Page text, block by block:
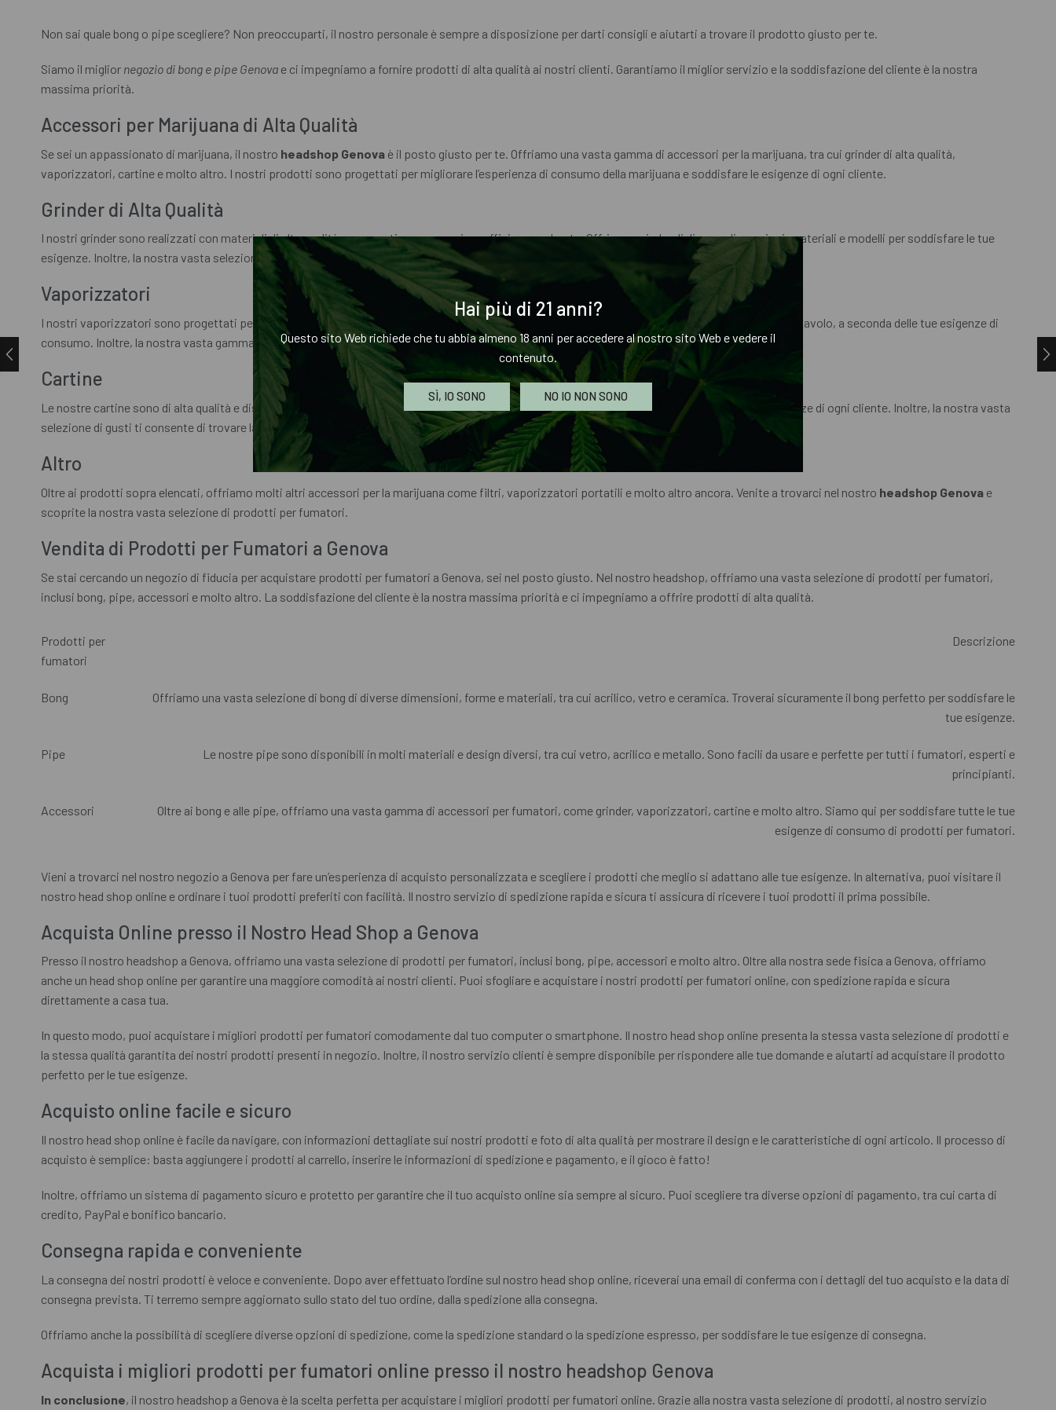
Hai più di 21 anni?
Questo sito Web richiede che tu abbia almeno 18 anni per accedere al nostro sito Web e vedere il
contenuto.
SÌ, IO SONO NO IO NON SONO
Non sai quale bong o pipe scegliere? Non preoccuparti, il nostro personale è sempre a disposizione per darti consigli e aiutarti a trovare il prodotto giusto per te.
Siamo il miglior negozio di bong e pipe Genova e ci impegniamo a fornire prodotti di alta qualità ai nostri clienti. Garantiamo il miglior servizio e la soddisfazione del cliente è la nostra
massima priorità.
Accessori per Marijuana di Alta Qualità
Se sei un appassionato di marijuana, il nostro headshop Genova è il posto giusto per te. Offriamo una vasta gamma di accessori per la marijuana, tra cui grinder di alta qualità,
vaporizzatori, cartine e molto altro. I nostri prodotti sono progettati per migliorare l’esperienza di consumo della marijuana e soddisfare le esigenze di ogni cliente.
Grinder di Alta Qualità
I nostri grinder sono realizzati con materiali di alta qualità per garantire una maggiore efficienza e durata. Offriamo grinder di diverse dimensioni, materiali e modelli per soddisfare le tue
esigenze. Inoltre, la nostra vasta selezione di colori e design ti consente di trovare quello che meglio si adatta al tuo stile.
Vaporizzatori
I nostri vaporizzatori sono progettati per fornire un’esperienza di consumo di marijuana più pulita e salutare. Offriamo vaporizzatori portatili e da tavolo, a seconda delle tue esigenze di
consumo. Inoltre, la nostra vasta gamma di modelli e marchi ti consente di scegliere il vaporizzatore perfetto per te.
Cartine
Le nostre cartine sono di alta qualità e disponibili in diverse marche e dimensioni. Offriamo cartine classiche e ultra-sottili per soddisfare le esigenze di ogni cliente. Inoltre, la nostra vasta
selezione di gusti ti consente di trovare la cartina perfetta per te.
Altro
Oltre ai prodotti sopra elencati, offriamo molti altri accessori per la marijuana come filtri, vaporizzatori portatili e molto altro ancora. Venite a trovarci nel nostro headshop Genova e
scoprite la nostra vasta selezione di prodotti per fumatori.
Vendita di Prodotti per Fumatori a Genova
Se stai cercando un negozio di fiducia per acquistare prodotti per fumatori a Genova, sei nel posto giusto. Nel nostro headshop, offriamo una vasta selezione di prodotti per fumatori,
inclusi bong, pipe, accessori e molto altro. La soddisfazione del cliente è la nostra massima priorità e ci impegniamo a offrire prodotti di alta qualità.
Prodotti per
fumatori
Descrizione
Bong
Offriamo una vasta selezione di bong di diverse dimensioni, forme e materiali, tra cui acrilico, vetro e ceramica. Troverai sicuramente il bong perfetto per soddisfare le
tue esigenze.
Pipe
Le nostre pipe sono disponibili in molti materiali e design diversi, tra cui vetro, acrilico e metallo. Sono facili da usare e perfette per tutti i fumatori, esperti e
principianti.
Accessori
Oltre ai bong e alle pipe, offriamo una vasta gamma di accessori per fumatori, come grinder, vaporizzatori, cartine e molto altro. Siamo qui per soddisfare tutte le tue
esigenze di consumo di prodotti per fumatori.
Vieni a trovarci nel nostro negozio a Genova per fare un’esperienza di acquisto personalizzata e scegliere i prodotti che meglio si adattano alle tue esigenze. In alternativa, puoi visitare il
nostro head shop online e ordinare i tuoi prodotti preferiti con facilità. Il nostro servizio di spedizione rapida e sicura ti assicura di ricevere i tuoi prodotti il prima possibile.
Acquista Online presso il Nostro Head Shop a Genova
Presso il nostro headshop a Genova, offriamo una vasta selezione di prodotti per fumatori, inclusi bong, pipe, accessori e molto altro. Oltre alla nostra sede fisica a Genova, offriamo
anche un head shop online per garantire una maggiore comodità ai nostri clienti. Puoi sfogliare e acquistare i nostri prodotti per fumatori online, con spedizione rapida e sicura
direttamente a casa tua.
In questo modo, puoi acquistare i migliori prodotti per fumatori comodamente dal tuo computer o smartphone. Il nostro head shop online presenta la stessa vasta selezione di prodotti e
la stessa qualità garantita dei nostri prodotti presenti in negozio. Inoltre, il nostro servizio clienti è sempre disponibile per rispondere alle tue domande e aiutarti ad acquistare il prodotto
perfetto per le tue esigenze.
Acquisto online facile e sicuro
Il nostro head shop online è facile da navigare, con informazioni dettagliate sui nostri prodotti e foto di alta qualità per mostrare il design e le caratteristiche di ogni articolo. Il processo di
acquisto è semplice: basta aggiungere i prodotti al carrello, inserire le informazioni di spedizione e pagamento, e il gioco è fatto!
Inoltre, offriamo un sistema di pagamento sicuro e protetto per garantire che il tuo acquisto online sia sempre al sicuro. Puoi scegliere tra diverse opzioni di pagamento, tra cui carta di
credito, PayPal e bonifico bancario.
Consegna rapida e conveniente
La consegna dei nostri prodotti è veloce e conveniente. Dopo aver effettuato l’ordine sul nostro head shop online, riceverai una email di conferma con i dettagli del tuo acquisto e la data di
consegna prevista. Ti terremo sempre aggiornato sullo stato del tuo ordine, dalla spedizione alla consegna.
Offriamo anche la possibilità di scegliere diverse opzioni di spedizione, come la spedizione standard o la spedizione espresso, per soddisfare le tue esigenze di consegna.
Acquista i migliori prodotti per fumatori online presso il nostro headshop Genova
In conclusione, il nostro headshop a Genova è la scelta perfetta per acquistare i migliori prodotti per fumatori online. Grazie alla nostra vasta selezione di prodotti, al nostro servizio